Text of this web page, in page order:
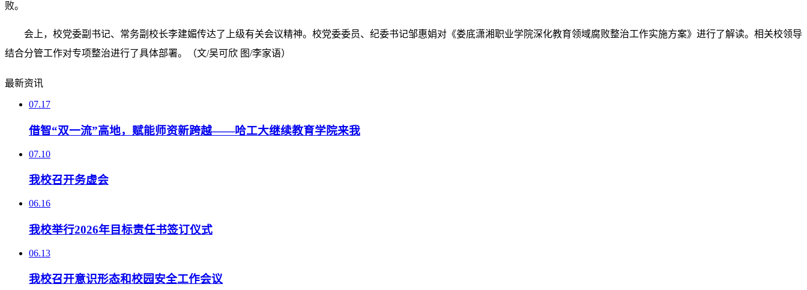
败。
会上，校党委副书记、常务副校长李建媚传达了上级有关会议精神。校党委委员、纪委书记邹惠娟对《娄底潇湘职业学院深化教育领域腐败整治工作实施方案》进行了解读。相关校领导
结合分管工作对专项整治进行了具体部署。（文/吴可欣 图/李家语）
最新资讯
07.17
借智“双一流”高地，赋能师资新跨越——哈工大继续教育学院来我
07.10
我校召开务虚会
06.16
我校举行2026年目标责任书签订仪式
06.13
我校召开意识形态和校园安全工作会议